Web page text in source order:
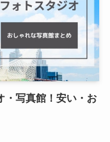
・写真館！安い・お